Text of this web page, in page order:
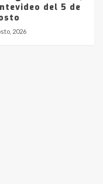
del 5 de
2026